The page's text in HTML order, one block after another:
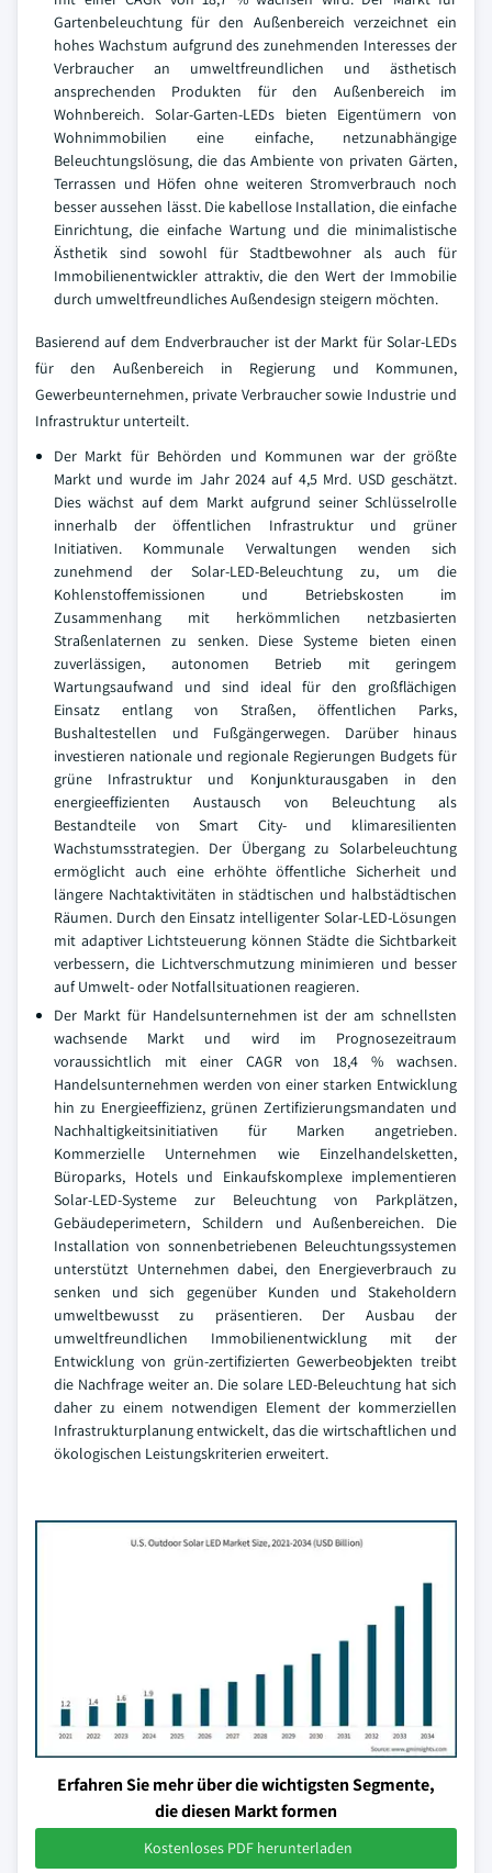
Gartenbeleuchtung für den Außenbereich verzeichnet ein
hohes Wachstum aufgrund des zunehmenden Interesses der
Verbraucher an umweltfreundlichen und ästhetisch
ansprechenden Produkten für den Außenbereich im
Wohnbereich. Solar-Garten-LEDs bieten Eigentümern von
Wohnimmobilien eine einfache, netzunabhängige
Beleuchtungslösung, die das Ambiente von privaten Gärten,
Terrassen und Höfen ohne weiteren Stromverbrauch noch
besser aussehen lässt. Die kabellose Installation, die einfache
Einrichtung, die einfache Wartung und die minimalistische
Ästhetik sind sowohl für Stadtbewohner als auch für
Immobilienentwickler attraktiv, die den Wert der Immobilie
durch umweltfreundliches Außendesign steigern möchten.
Basierend auf dem Endverbraucher ist der Markt für Solar-LEDs
für den Außenbereich in Regierung und Kommunen,
Gewerbeunternehmen, private Verbraucher sowie Industrie und
Infrastruktur unterteilt.
Der Markt für Behörden und Kommunen war der größte
Markt und wurde im Jahr 2024 auf 4,5 Mrd. USD geschätzt.
Dies wächst auf dem Markt aufgrund seiner Schlüsselrolle
innerhalb der öffentlichen Infrastruktur und grüner
Initiativen. Kommunale Verwaltungen wenden sich
zunehmend der Solar-LED-Beleuchtung zu, um die
Kohlenstoffemissionen und Betriebskosten im
Zusammenhang mit herkömmlichen netzbasierten
Straßenlaternen zu senken. Diese Systeme bieten einen
zuverlässigen, autonomen Betrieb mit geringem
Wartungsaufwand und sind ideal für den großflächigen
Einsatz entlang von Straßen, öffentlichen Parks,
Bushaltestellen und Fußgängerwegen. Darüber hinaus
investieren nationale und regionale Regierungen Budgets für
grüne Infrastruktur und Konjunkturausgaben in den
energieeffizienten Austausch von Beleuchtung als
Bestandteile von Smart City- und klimaresilienten
Wachstumsstrategien. Der Übergang zu Solarbeleuchtung
ermöglicht auch eine erhöhte öffentliche Sicherheit und
längere Nachtaktivitäten in städtischen und halbstädtischen
Räumen. Durch den Einsatz intelligenter Solar-LED-Lösungen
mit adaptiver Lichtsteuerung können Städte die Sichtbarkeit
verbessern, die Lichtverschmutzung minimieren und besser
auf Umwelt- oder Notfallsituationen reagieren.
Der Markt für Handelsunternehmen ist der am schnellsten
wachsende Markt und wird im Prognosezeitraum
voraussichtlich mit einer CAGR von 18,4 % wachsen.
Handelsunternehmen werden von einer starken Entwicklung
hin zu Energieeffizienz, grünen Zertifizierungsmandaten und
Nachhaltigkeitsinitiativen für Marken angetrieben.
Kommerzielle Unternehmen wie Einzelhandelsketten,
Büroparks, Hotels und Einkaufskomplexe implementieren
Solar-LED-Systeme zur Beleuchtung von Parkplätzen,
Gebäudeperimetern, Schildern und Außenbereichen. Die
Installation von sonnenbetriebenen Beleuchtungssystemen
unterstützt Unternehmen dabei, den Energieverbrauch zu
senken und sich gegenüber Kunden und Stakeholdern
umweltbewusst zu präsentieren. Der Ausbau der
umweltfreundlichen Immobilienentwicklung mit der
Entwicklung von grün-zertifizierten Gewerbeobjekten treibt
die Nachfrage weiter an. Die solare LED-Beleuchtung hat sich
daher zu einem notwendigen Element der kommerziellen
Infrastrukturplanung entwickelt, das die wirtschaftlichen und
ökologischen Leistungskriterien erweitert.
Erfahren Sie mehr über die wichtigsten Segmente,
die diesen Markt formen
Kostenloses PDF herunterladen